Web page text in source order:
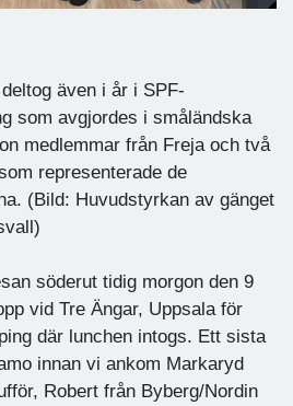
även i år i SPF-
som avgjordes i småländska
medlemmar från Freja och två
representerade de
(Bild: Huvudstyrkan av gänget
söderut tidig morgon den 9
vid Tre Ängar, Uppsala för
där lunchen intogs. Ett sista
innan vi ankom Markaryd
Robert från Byberg/Nordin